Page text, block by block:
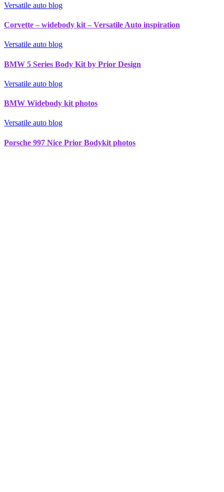
Versatile auto blog
Corvette – widebody kit – Versatile Auto inspiration
Versatile auto blog
BMW 5 Series Body Kit by Prior Design
Versatile auto blog
BMW Widebody kit photos
Versatile auto blog
Porsche 997 Nice Prior Bodykit photos